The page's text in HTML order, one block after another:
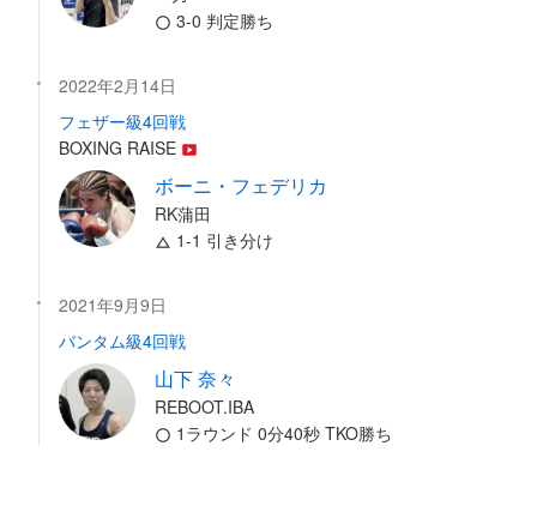
3-0 判定勝ち
2022年2月14日
フェザー級4回戦
BOXING RAISE
ボーニ・フェデリカ
RK蒲田
1-1 引き分け
2021年9月9日
バンタム級4回戦
山下 奈々
REBOOT.IBA
1ラウンド 0分40秒 TKO勝ち